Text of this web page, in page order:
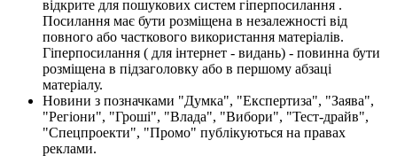
відкрите для пошукових систем гіперпосилання .
Посилання має бути розміщена в незалежності від
повного або часткового використання матеріалів.
Гіперпосилання ( для інтернет - видань) - повинна бути
розміщена в підзаголовку або в першому абзаці
матеріалу.
Новини з позначками "Думка", "Експертиза", "Заява",
"Регіони", "Гроші", "Влада", "Вибори", "Тест-драйв",
"Спецпроекти", "Промо" публікуються на правах
реклами.